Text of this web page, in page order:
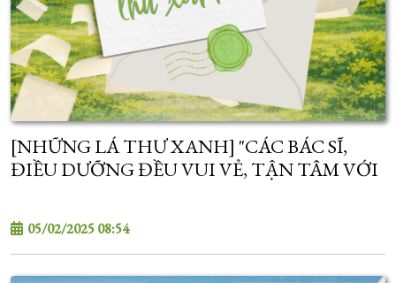
[NHỮNG LÁ THƯ XANH] "CÁC BÁC SĨ,
ĐIỀU DƯỠNG ĐỀU VUI VẺ, TẬN TÂM VỚI
05/02/2025 08:54